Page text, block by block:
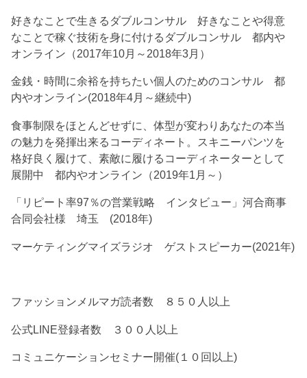
好きなことで生きるダブルコンサル 好きなことや得意
なことで稼ぐ技術を身に付けるダブルコンサル 都内や
オンライン（2017年10月～2018年3月）
金銭・時間に余裕を持ちたい個人のためのコンサル 都
内やオンライン(2018年4月～継続中)
食事制限をほとんどせずに、体型が変わりあなたの本当
の魅力を発揮出来るコーディネート。スキニーパンツを
格好良く履けて、素敵に履けるコーディネーターとして
展開中 都内やオンライン（2019年1月～）
「リピート率97％の営業戦略 インタビュー」河合商事
合同会社様 埼玉 (2018年)
マーケティングマイズラジオ ゲストスピーカー(2021年)
ファッションメルマガ読者数 ８５０人以上
公式LINE登録者数 ３００人以上
コミュニケーションセミナー開催(１０回以上)